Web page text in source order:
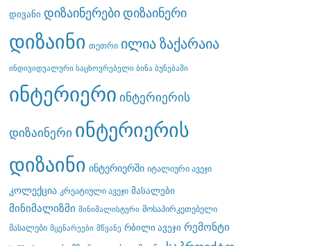
დივანი დიზაინერებიდიზაინერი
დიზაინი თეთრი ილია ზაქარაია
ინდივიდუალური საცხოვრებელი ბინა ბუნებაში
ინტერიერი ინტერიერის
დიზაინერი ინტერიერის
დიზაინი ინტერიერში იტალიური ავეჯი
კოლექცია კრეატიული ავეჯი მასალები
მინიმალიზმი მინიმალისტური მოსაპირკეთებელი
მასალები მცენარეები მწვანე რბილი ავეჯი რემონტი